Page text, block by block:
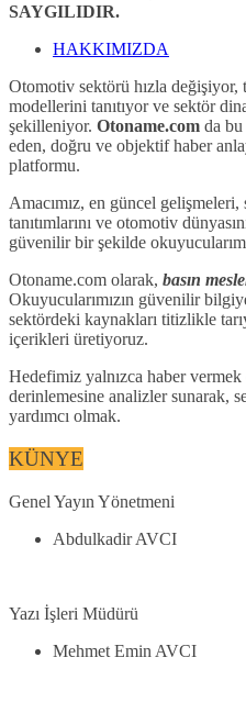
SAYGILIDIR.
HAKKIMIZDA
Otomotiv sektörü hızla
modellerini tanıtıyor ve sektör
şekilleniyor. Otoname.com da
eden, doğru ve objektif haber
platformu.
Amacımız, en güncel
tanıtımlarını ve otomotiv
güvenilir bir şekilde
Otoname.com olarak, basın
Okuyucularımızın güvenilir
sektördeki kaynakları titizlikle
içerikleri üretiyoruz.
Hedefimiz yalnızca haber
derinlemesine analizler sunarak,
yardımcı olmak.
KÜNYE
Genel Yayın Yönetmeni
Abdulkadir AVCI
Yazı İşleri Müdürü
Mehmet Emin AVCI